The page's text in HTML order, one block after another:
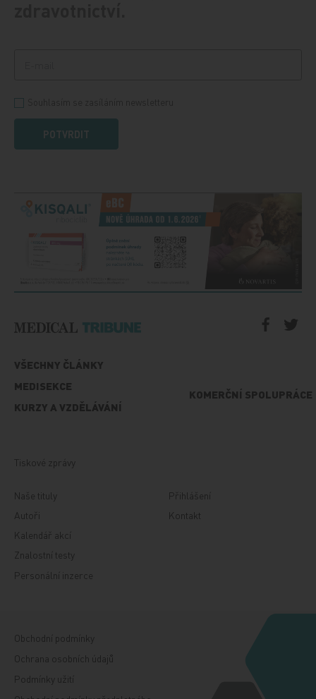
POTVRDIT
VŠECHNY ČLÁNKY
MEDISEKCE
KURZY A VZDĚLÁVÁNÍ
KOMERČNÍ SPOLUPRÁCE
Tiskové zprávy
Naše tituly
Autoři
Kalendář akcí
Znalostní testy
Personální inzerce
Přihlášení
Kontakt
Obchodní podmínky
Ochrana osobních údajů
Podmínky užití